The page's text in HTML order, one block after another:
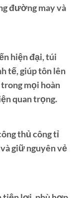
đường may và
hiện đại, túi
tế, giúp tôn lên
mọi hoàn
quan trọng.
thủ công tỉ
giữ nguyên vẻ